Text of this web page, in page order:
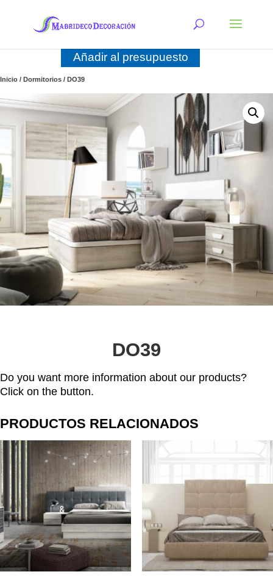
Añadir al presupuesto
Inicio / Dormitorios / DO39
DO39
Do you want more information about our products?
Click on the button.
PRODUCTOS RELACIONADOS